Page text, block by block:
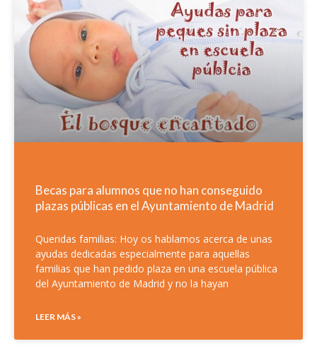
Becas para alumnos que no han conseguido
plazas públicas en el Ayuntamiento de Madrid
Queridas familias: Hoy os hablamos acerca de unas
ayudas dedicadas especialmente para aquellas
familias que han pedido plaza en una escuela pública
del Ayuntamiento de Madrid y no la hayan
LEER MÁS »
PagePage